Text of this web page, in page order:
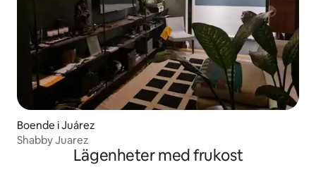
Boende i Juárez
Shabby Juarez
Lägenheter med frukost